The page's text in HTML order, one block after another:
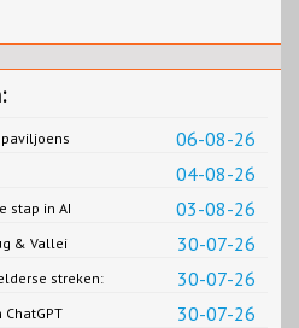
06-08-26
04-08-26
03-08-26
stap in AI
30-07-26
& Vallei
2026
30-07-26
streken:
30-07-26